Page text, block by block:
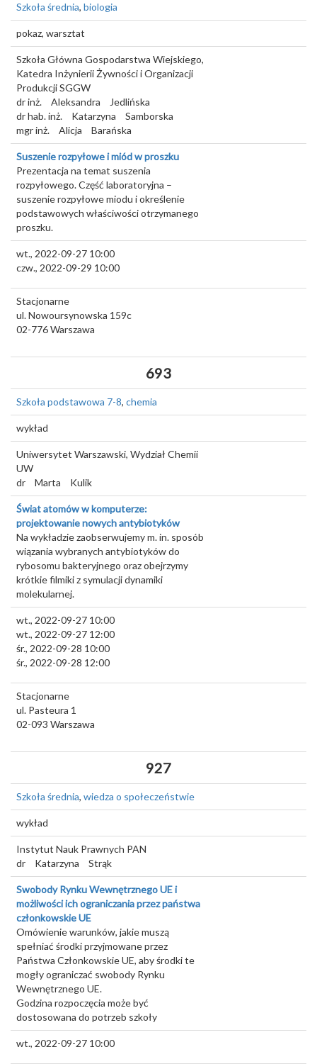
Szkoła średnia, biologia
pokaz, warsztat
Szkoła Główna Gospodarstwa Wiejskiego,
Katedra Inżynierii Żywności i Organizacji
Produkcji SGGW
dr inż.
Aleksandra
Jedlińska
dr hab. inż.
Katarzyna
Samborska
mgr inż.
Alicja Barańska
Suszenie rozpyłowe i miód w proszku
Prezentacja na temat suszenia
rozpyłowego. Część laboratoryjna –
suszenie rozpyłowe miodu i określenie
podstawowych właściwości otrzymanego
proszku.
wt., 2022-09-27 10:00
czw., 2022-09-29 10:00
Stacjonarne
ul. Nowoursynowska 159c
02-776Warszawa
693
Szkoła podstawowa 7-8, chemia
wykład
Uniwersytet Warszawski, Wydział Chemii
UW
dr
Marta Kulik
Świat atomów w komputerze:
projektowanie nowych antybiotyków
Na wykładzie zaobserwujemy m. in. sposób
wiązania wybranych antybiotyków do
rybosomu bakteryjnego oraz obejrzymy
krótkie filmiki z symulacji dynamiki
molekularnej.
wt., 2022-09-27 10:00
wt., 2022-09-27 12:00
śr., 2022-09-28 10:00
śr., 2022-09-28 12:00
Stacjonarne
ul. Pasteura 1
02-093 Warszawa
927
Szkoła średnia, wiedza o społeczeństwie
wykład
Instytut Nauk Prawnych PAN
dr
Katarzyna Strąk
Swobody Rynku Wewnętrznego UE i
możliwości ich ograniczania przez państwa
członkowskie UE
Omówienie warunków, jakie muszą
spełniać środki przyjmowane przez
Państwa Członkowskie UE, aby środki te
mogły ograniczać swobody Rynku
Wewnętrznego UE.
Godzina rozpoczęcia może być
dostosowana do potrzeb szkoły
wt., 2022-09-27 10:00